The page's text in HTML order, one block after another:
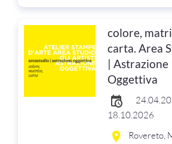
colore,
carta. Area
| Astrazione
Oggettiva
18.10.2026
Rovereto,